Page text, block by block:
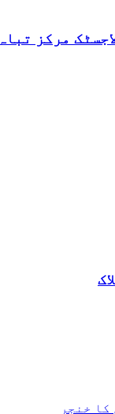
مرکز تباہ
خنجر